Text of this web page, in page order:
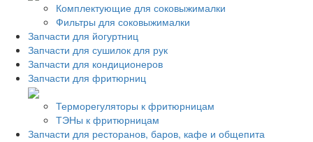
Комплектующие для соковыжималки
Фильтры для соковыжималки
Запчасти для йогуртниц
Запчасти для сушилок для рук
Запчасти для кондиционеров
Запчасти для фритюрниц
Терморегуляторы к фритюрницам
ТЭНы к фритюрницам
Запчасти для ресторанов, баров, кафе и общепита